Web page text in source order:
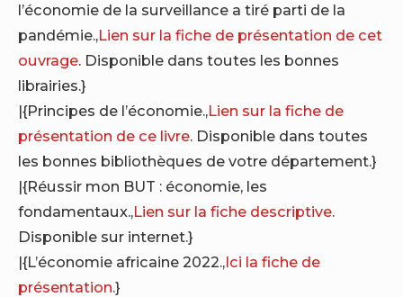
l’économie de la surveillance a tiré parti de la
pandémie.,Lien sur la fiche de présentation de cet
ouvrage. Disponible dans toutes les bonnes
librairies.}
|{Principes de l’économie.,Lien sur la fiche de
présentation de ce livre. Disponible dans toutes
les bonnes bibliothèques de votre département.}
|{Réussir mon BUT : économie, les
fondamentaux.,Lien sur la fiche descriptive.
Disponible sur internet.}
|{L’économie africaine 2022.,Ici la fiche de
présentation.}